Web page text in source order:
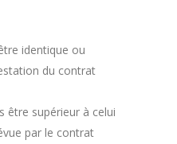
identique ou
du contrat
être supérieur à celui
par le contrat